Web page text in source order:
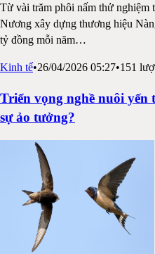
Từ vài trăm phôi nấm thử
Nương xây dựng thương hiệu
tỷ đồng mỗi năm…
Kinh tế•26/04/2026 05:27•151
Triển vọng nghề nuôi yến
sự ảo tưởng?